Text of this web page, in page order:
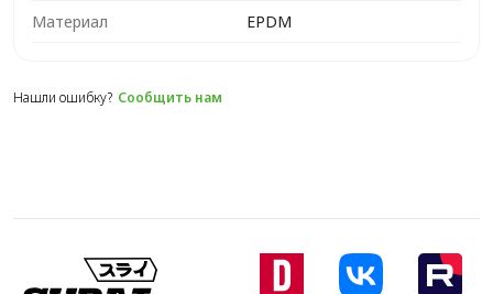
Материал
EPDM
Нашли ошибку? Сообщить нам